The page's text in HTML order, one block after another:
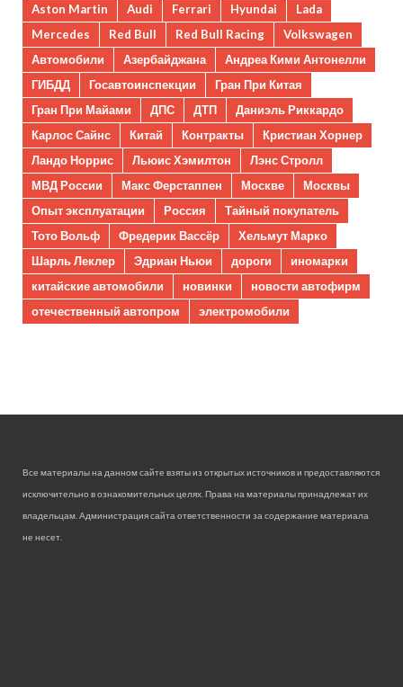
Aston Martin Audi Ferrari Hyundai
Lada
Mercedes
Red Bull Red Bull Racing
Volkswagen
Автомобили
Азербайджана
Андреа Кими Антонелли
ГИБДД
Госавтоинспекции
Гран При Китая
Гран При Майами
ДПС ДТП
Даниэль Риккардо
Карлос Сайнс
Китай Контракты
Кристиан Хорнер
Ландо Норрис
Льюис Хэмилтон
Лэнс Стролл
МВД России
Макс Ферстаппен Москве
Москвы
Опыт эксплуатации
Россия
Тайный покупатель
Тото Вольф
Фредерик Вассёр
Хельмут Марко
Шарль Леклер
Эдриан Ньюи дороги
иномарки
китайские автомобили
новинки
новости автофирм
отечественный автопром
электромобили
Все материалы на данном сайте взяты из открытых источников и предоставляются
исключительно в ознакомительных целях. Права на материалы принадлежат их
владельцам. Администрация сайта ответственности за содержание материала
не несет.